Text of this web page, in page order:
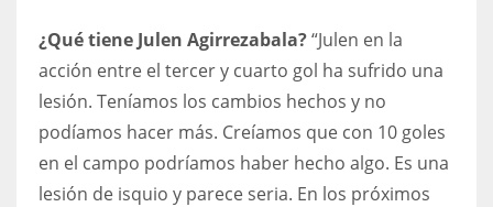
17
DAL
22
¿Qué tiene Julen Agirrezabala?“Julen en la
acción entre el tercer y cuarto gol ha sufrido una
lesión. Teníamos los cambios hechos y no
podíamos hacer más. Creíamos que con 10 goles
en el campo podríamos haber hecho algo. Es una
lesión de isquio y parece seria. En los próximos